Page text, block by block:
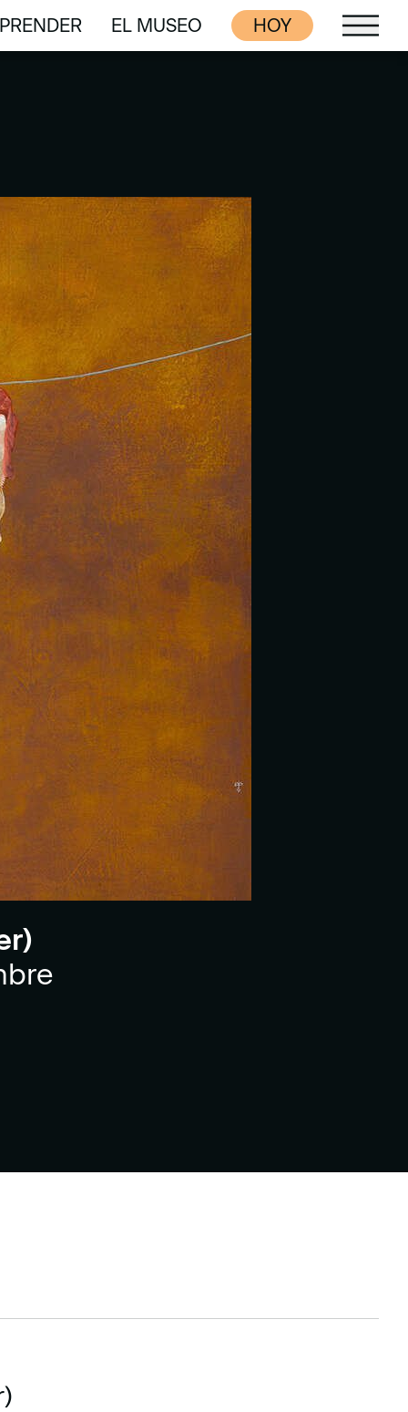
EL MUSEO
EL MUSEO
HOY